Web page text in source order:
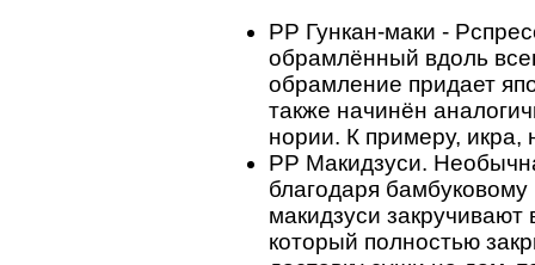
PP Гункан-маки -
обрамлённый вдоль
обрамление придает
также начинён
нории. К примеру, икра,
PP Макидзуси.
благодаря бамбуковому
макидзуси
который полностью